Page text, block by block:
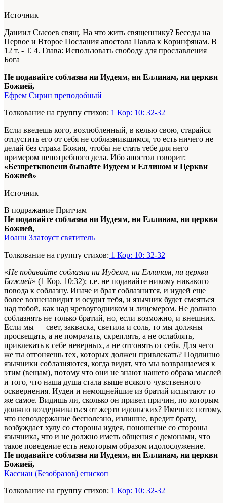
Источник
Даниил Сысоев свящ. На что жить священнику? Беседы на
Первое и Второе Послания апостола Павла к Коринфянам. В
12 т. - Т. 4. Глава: Использовать свободу для прославления
Бога
Не подавайте соблазна ни Иудеям, ни Еллинам, ни церкви
Божией,
Ефрем Сирин преподобный
Толкование на группу стихов: 1 Кор: 10: 32-32
Если введешь кого, возлюбленный, в келью свою, старайся
отпустить его от себя не соблазнившимся, то есть ничего не
делай без страха Божия, чтобы не стать тебе для него
примером непотребного дела. Ибо апостол говорит:
«Безпреткновени бывайте Иудеем и Еллином и Церкви
Божией»
Источник
В подражание Притчам
Не подавайте соблазна ни Иудеям, ни Еллинам, ни церкви
Божией,
Иоанн Златоуст святитель
Толкование на группу стихов: 1 Кор: 10: 32-32
«Не подавайте соблазна ни Иудеям, ни Еллинам, ни церкви
Божией» (1 Кор. 10:32); т.е. не подавайте никому никакого
повода к соблазну. Иначе и брат соблазнится, и иудей еще
более возненавидит и осудит тебя, и язычник будет смеяться
над тобой, как над чревоугодником и лицемером. Не должно
соблазнять не только братий, но, если возможно, и внешних.
Если мы — свет, закваска, светила и соль, то мы должны
просвещать, а не помрачать, скреплять, а не ослаблять,
привлекать к себе неверных, а не отгонять от себя. Для чего
же ты отгоняешь тех, которых должен привлекать? Подлинно
язычники соблазняются, когда видят, что мы возвращаемся к
этим (вещам), потому что они не знают нашего образа мыслей
и того, что наша душа стала выше всякого чувственного
осквернения. Иудеи и немощнейшие из братий испытают то
же самое. Видишь ли, сколько он привел причин, по которым
должно воздерживаться от жертв идольских? Именно: потому,
что невоздержание бесполезно, излишне, вредит брату,
возбуждает хулу со стороны иудея, поношение со стороны
язычника, что и не должно иметь общения с демонами, что
такое поведение есть некоторым образом идолослужение.
Не подавайте соблазна ни Иудеям, ни Еллинам, ни церкви
Божией,
Кассиан (Безобразов) епископ
Толкование на группу стихов: 1 Кор: 10: 32-32